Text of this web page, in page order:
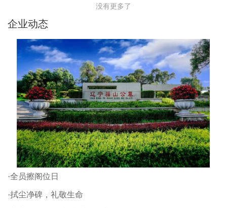
没有更多了
企业动态
·全员擦阁位日
·拭尘净碑，礼敬生命